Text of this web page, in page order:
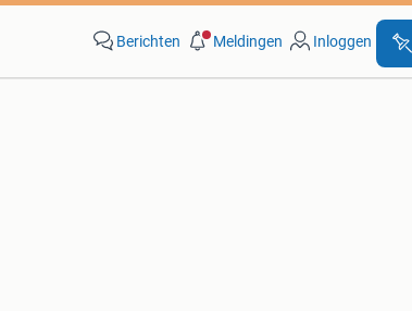
Berichten Meldingen Inloggen